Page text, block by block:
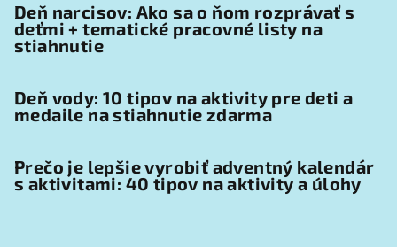
Deň narcisov: Ako sa o ňom rozprávať s
deťmi + tematické pracovné listy na
stiahnutie
Deň vody: 10 tipov na aktivity pre deti a
medaile na stiahnutie zdarma
Prečo je lepšie vyrobiť adventný kalendár
s aktivitami: 40 tipov na aktivity a úlohy